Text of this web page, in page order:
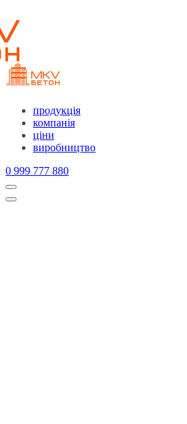
продукція
компанія
ціни
виробництво
0 999 777 880